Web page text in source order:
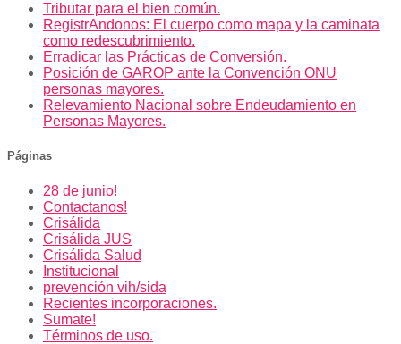
Tributar para el bien común.
RegistrAndonos: El cuerpo como mapa y la caminata
como redescubrimiento.
Erradicar las Prácticas de Conversión.
Posición de GAROP ante la Convención ONU
personas mayores.
Relevamiento Nacional sobre Endeudamiento en
Personas Mayores.
Páginas
28 de junio!
Contactanos!
Crisálida
Crisálida JUS
Crisálida Salud
Institucional
prevención vih/sida
Recientes incorporaciones.
Sumate!
Términos de uso.